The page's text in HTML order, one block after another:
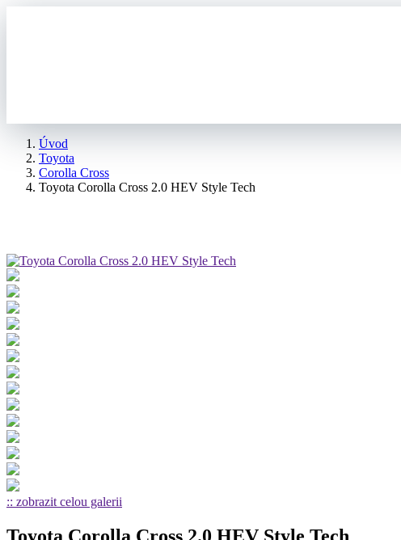
Úvod
Toyota
Corolla Cross
Toyota Corolla Cross 2.0 HEV Style Tech
:: zobrazit celou galerii